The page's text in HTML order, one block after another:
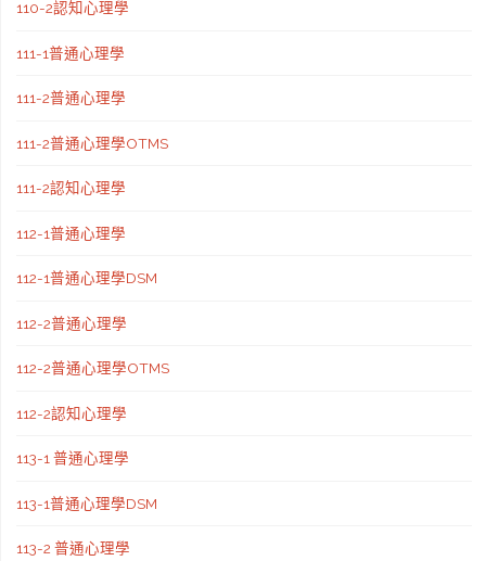
110-2認知心理學
111-1普通心理學
111-2普通心理學
111-2普通心理學OTMS
111-2認知心理學
112-1普通心理學
112-1普通心理學DSM
112-2普通心理學
112-2普通心理學OTMS
112-2認知心理學
113-1 普通心理學
113-1普通心理學DSM
113-2 普通心理學